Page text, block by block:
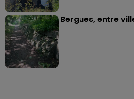
Bergues, entre